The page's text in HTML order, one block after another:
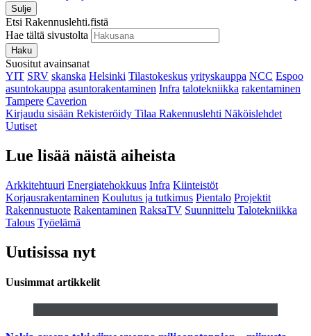
Sulje
Etsi Rakennuslehti.fistä
Hae tältä sivustolta
Haku
Suositut avainsanat
YIT SRV skanska Helsinki Tilastokeskus yrityskauppa NCC Espoo
asuntokauppa asuntorakentaminen Infra talotekniikka rakentaminen
Tampere Caverion
Kirjaudu sisään Rekisteröidy Tilaa Rakennuslehti Näköislehdet
Uutiset
Lue lisää näistä aiheista
Arkkitehtuuri Energiatehokkuus Infra Kiinteistöt
Korjausrakentaminen Koulutus ja tutkimus Pientalo Projektit
Rakennustuote Rakentaminen RaksaTV Suunnittelu Talotekniikka
Talous Työelämä
Uutisissa nyt
Uusimmat artikkelit